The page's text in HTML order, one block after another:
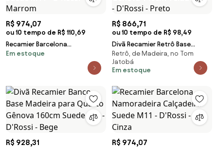
R$ 974,07
ou 10 tempo de R$ 110,69
Recamier Barcelona
Namoradeira Calçadeira Suede
Em estoque
R$ 866,71
ou 10 tempo de R$ 98,49
Divã Recamier Retrô Base
Madeira para Quarto Gênova
140cm Veludo S04 - D'Rossi -
Preto
Retrô, de Madeira, no Tom
Jatobá
Em estoque
R$ 928,31 R$ 974,07